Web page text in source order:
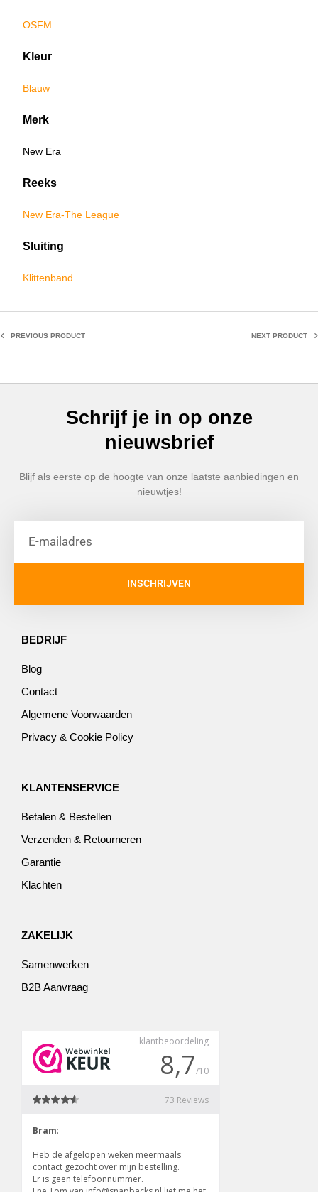
OSFM
Kleur
Blauw
Merk
New Era
Reeks
New Era-The League
Sluiting
Klittenband
PREVIOUS PRODUCT NEXT PRODUCT
Schrijf je in op onze
nieuwsbrief
Blijf als eerste op de hoogte van onze laatste aanbiedingen en
nieuwtjes!
INSCHRIJVEN
BEDRIJF
Blog
Contact
Algemene Voorwaarden
Privacy & Cookie Policy
KLANTENSERVICE
Betalen & Bestellen
Verzenden & Retourneren
Garantie
Klachten
ZAKELIJK
Samenwerken
B2B Aanvraag